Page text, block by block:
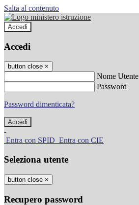
Salta al contenuto
Accedi
Accedi
button close ×
Nome Utente
Password
Password dimenticata?
-
Entra con SPID Entra con CIE
Seleziona utente
button close ×
Recupero password